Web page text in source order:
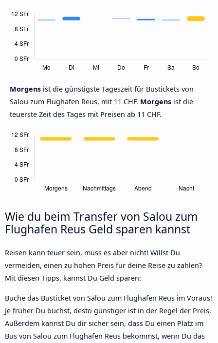
Morgens ist die günstigste Tageszeit für Bustickets von
Salou zum Flughafen Reus, mit 11 CHF. Morgens ist die
teuerste Zeit des Tages mit Preisen ab 11 CHF.
Wie du beim Transfer von Salou zum
Flughafen Reus Geld sparen kannst
Reisen kann teuer sein, muss es aber nicht! Willst Du
vermeiden, einen zu hohen Preis für deine Reise zu zahlen?
Mit diesen Tipps, kannst Du Geld sparen:
Buche das Busticket von Salou zum Flughafen Reus im Voraus!
Je früher Du buchst, desto günstiger ist in der Regel der Preis.
Außerdem kannst Du dir sicher sein, dass Du einen Platz im
Bus von Salou zum Flughafen Reus bekommst, wenn Du das